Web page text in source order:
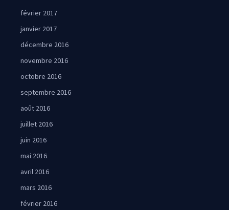
février 2017
janvier 2017
décembre 2016
novembre 2016
octobre 2016
septembre 2016
août 2016
juillet 2016
juin 2016
mai 2016
avril 2016
mars 2016
février 2016